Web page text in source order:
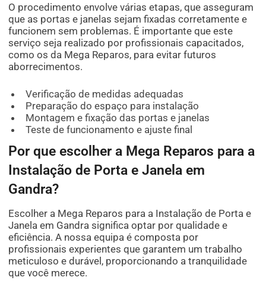
O procedimento envolve várias etapas, que asseguram
que as portas e janelas sejam fixadas corretamente e
funcionem sem problemas. É importante que este
serviço seja realizado por profissionais capacitados,
como os da Mega Reparos, para evitar futuros
aborrecimentos.
Verificação de medidas adequadas
Preparação do espaço para instalação
Montagem e fixação das portas e janelas
Teste de funcionamento e ajuste final
Por que escolher a Mega Reparos para a
Instalação de Porta e Janela em
Gandra?
Escolher a Mega Reparos para a Instalação de Porta e
Janela em Gandra significa optar por qualidade e
eficiência. A nossa equipa é composta por
profissionais experientes que garantem um trabalho
meticuloso e durável, proporcionando a tranquilidade
que você merece.